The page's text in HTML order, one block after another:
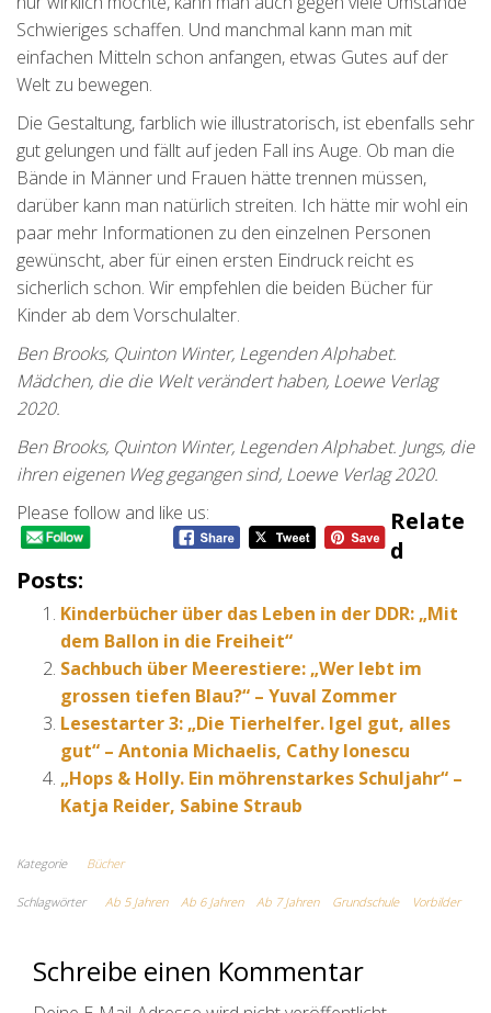
Schwieriges schaffen. Und manchmal kann man mit
einfachen Mitteln schon anfangen, etwas Gutes auf der
Welt zu bewegen.
Die Gestaltung, farblich wie illustratorisch, ist ebenfalls sehr
gut gelungen und fällt auf jeden Fall ins Auge. Ob man die
Bände in Männer und Frauen hätte trennen müssen,
darüber kann man natürlich streiten. Ich hätte mir wohl ein
paar mehr Informationen zu den einzelnen Personen
gewünscht, aber für einen ersten Eindruck reicht es
sicherlich schon. Wir empfehlen die beiden Bücher für
Kinder ab dem Vorschulalter.
Ben Brooks, Quinton Winter, Legenden Alphabet.
Mädchen, die die Welt verändert haben, Loewe Verlag
2020.
Ben Brooks, Quinton Winter, Legenden Alphabet. Jungs, die
ihren eigenen Weg gegangen sind, Loewe Verlag 2020.
Please follow and like us:
Relate
D
Posts:
Kinderbücher über das Leben in der DDR: „Mit
dem Ballon in die Freiheit“
Sachbuch über Meerestiere: „Wer lebt im
grossen tiefen Blau?“ – Yuval Zommer
Lesestarter 3: „Die Tierhelfer. Igel gut, alles
gut“ – Antonia Michaelis, Cathy Ionescu
„Hops & Holly. Ein möhrenstarkes Schuljahr“ –
Katja Reider, Sabine Straub
Kategorie Bücher
Schlagwörter Ab 5 Jahren Ab 6 Jahren Ab 7 Jahren Grundschule Vorbilder
Schreibe einen Kommentar